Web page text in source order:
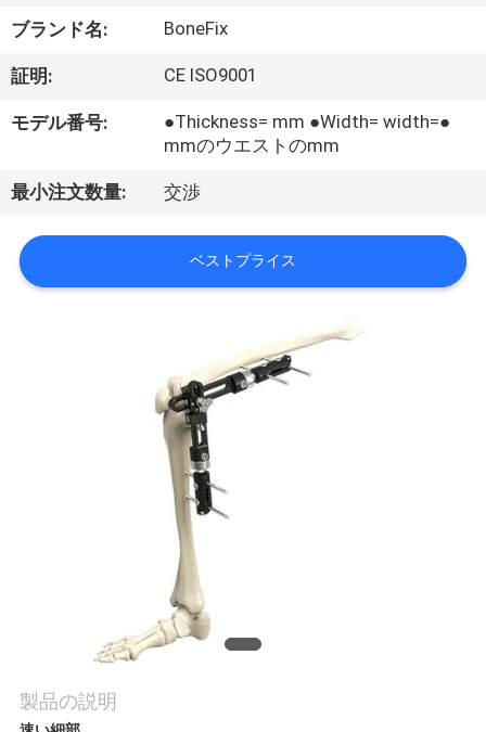
達
に
つ
て
工
達
bonefix
medical
co.,
ltd.
Reserved.
ブランド名: BoneFix
証明: CE ISO9001
モデル番号:
●Thickness= mm ●Width= width=●
mmのウエストのmm
最小注文数量: 交渉
ベストプライス
製品の説明